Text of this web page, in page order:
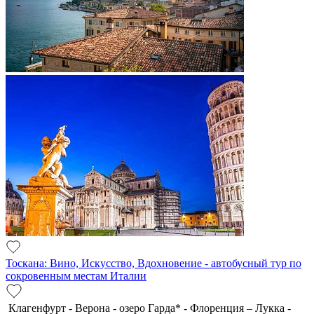
Тоскана: Вино, Искусство, Вдохновение - автобусный тур по
сокровенным местам Италии
Клагенфурт - Верона - озеро Гарда* - Флоренция – Лукка -